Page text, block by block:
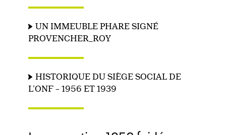
UN IMMEUBLE PHARE SIGNÉ
PROVENCHER_ROY
HISTORIQUE DU SIÈGE SOCIAL DE
L’ONF – 1956 ET 1939